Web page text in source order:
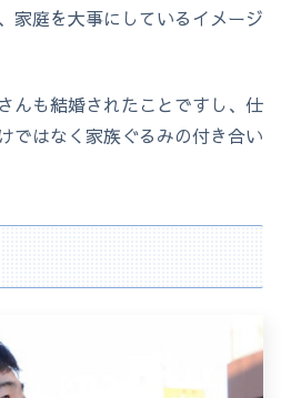
家庭を大事にしているイメージ
さんも結婚されたことですし、仕
ではなく家族ぐるみの付き合い